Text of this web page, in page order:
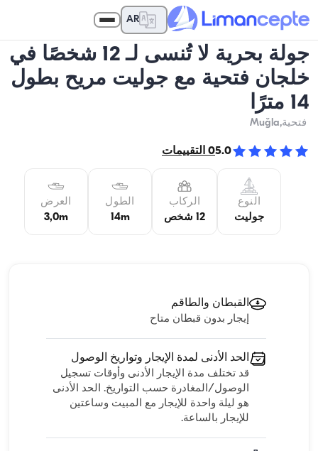
AR
جولة بحرية لا تُنسى لـ 12 شخصًا في
خلجان فتحية مع جوليت مريح بطول
14 مترًا
فتحية,Muğla
5.0
0 التقييمات
النوع
جوليت
الركاب
12 شخص
الطول
14m
العرض
3,0m
القبطان والطاقم
إيجار بدون قبطان متاح
الحد الأدنى لمدة الإيجار وتواريخ الوصول
قد تختلف مدة الإيجار الأدنى وأوقات تسجيل
الوصول/المغادرة حسب التواريخ. الحد الأدنى
هو ليلة واحدة للإيجار مع المبيت وساعتين
للإيجار بالساعة.